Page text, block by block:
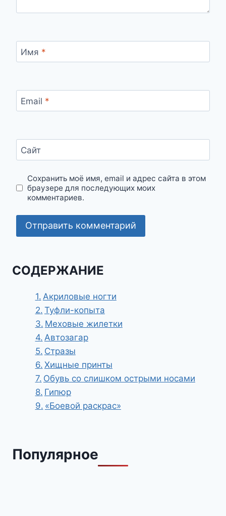
Имя *
Email *
Сайт
Сохранить моё имя, email и адрес сайта в этом
браузере для последующих моих
комментариев.
СОДЕРЖАНИЕ
Акриловые ногти
Туфли-копыта
Меховые жилетки
Автозагар
Стразы
Хищные принты
Обувь со слишком острыми носами
Гипюр
«Боевой раскрас»
Популярное